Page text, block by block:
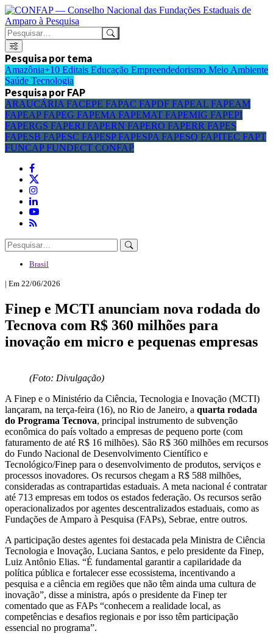
Pesquisa por tema
Amazônia+10 Editais Educação Empreendedorismo Meio Ambiente
Saúde Tecnologia
Pesquisa por FAP
ARAUCÁRIA FACEPE FAPAC FAPDF FAPEAL FAPEAM
FAPEAPFAPEG FAPEMA FAPEMAT FAPEMIG FAPEPI
FAPERGS FAPERJ FAPERN FAPERO FAPERR FAPES
FAPESB FAPESC FAPESPFAPESPA FAPESQ FAPITEC FAPT
FUNCAPFUNDECT CONFAP
Brasil
| Em 22/06/2026
Finep e MCTI anunciam nova rodada do
Tecnova com R$ 360 milhões para
inovação em micro e pequenas empresas
(Foto: Divulgação)
A Finep e o Ministério da Ciência, Tecnologia e Inovação (MCTI)
lançaram, na terça-feira (16), no Rio de Janeiro, a quarta rodada
do Programa Tecnova, principal instrumento de subvenção
econômica do país voltado a empresas de pequeno porte (com
faturamento de até R$ 16 milhões). São R$ 360 milhões em recursos
do Fundo Nacional de Desenvolvimento Científico e
Tecnológico/Finep para o desenvolvimento de produtos, serviços e
processos inovadores. Os recursos chegam a R$ 588 milhões,
consideradas as contrapartidas estaduais. A meta nacional é contratar
até 713 empresas em todos os estados federação. Os recursos serão
operacionalizados por agentes descentralizados estaduais, como as
Fundações de Amparo à Pesquisa (FAPs), Sebrae, entre outros.
A participação destes agentes foi destacada pela Ministra de Ciência
Tecnologia e Inovação, Luciana Santos, e pelo presidente da Finep,
Luiz Antônio Elias. “É fundamental garantir a capilaridade da
política pública e fortalecer esse ecossistema, incentivando a
pesquisa e a ciência em regiões que não têm ainda uma cultura de
inovação”, disse a ministra, após o presidente da Finep ter
comentado que as FAPs “conhecem a realidade local, as
competências e desafios regionais e por isso têm participação
essencial no programa”.